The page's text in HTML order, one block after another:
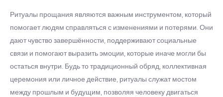
Ритуалы прощания являются важным инструментом, который
помогает людям справляться с изменениями и потерями. Они
дают чувство завершённости, поддерживают социальные
связи и помогают выразить эмоции, которые иначе могли бы
остаться внутри. Будь то традиционный обряд, коллективная
церемония или личное действие, ритуалы служат мостом
между прошлым и будущим, позволяя человеку двигаться